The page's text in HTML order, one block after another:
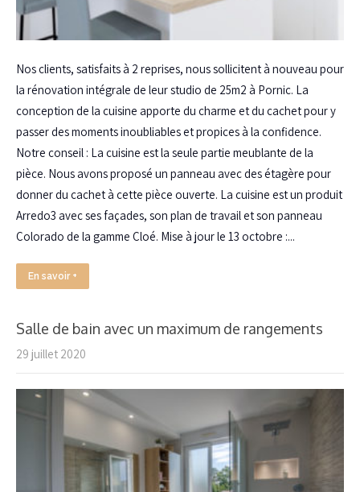
Nos clients, satisfaits à 2 reprises, nous sollicitent à nouveau pour
la rénovation intégrale de leur studio de 25m2 à Pornic. La
conception de la cuisine apporte du charme et du cachet pour y
passer des moments inoubliables et propices à la confidence.
Notre conseil : La cuisine est la seule partie meublante de la
pièce. Nous avons proposé un panneau avec des étagère pour
donner du cachet à cette pièce ouverte. La cuisine est un produit
Arredo3 avec ses façades, son plan de travail et son panneau
Colorado de la gamme Cloé. Mise à jour le 13 octobre :...
En savoir +
Salle de bain avec un maximum de rangements
29 juillet 2020